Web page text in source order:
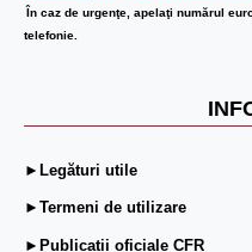
În caz de urgenţe, apelaţi numărul
telefonie.
►Legături utile
►Termeni de utilizare
►Publicații oficiale CFR